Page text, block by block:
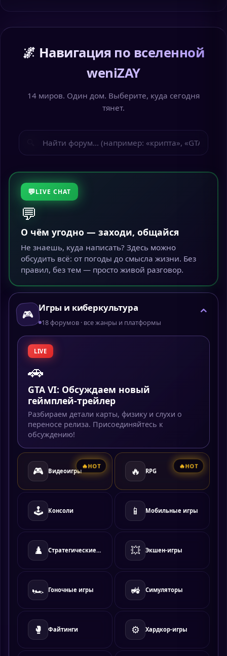
🌌 Навигация по вселенной
weniZAY
14 миров. Один дом. Выберите, куда сегодня
тянет.
LIVE CHAT
💬
О чём угодно — заходи, общайся
Не знаешь, куда написать? Здесь можно
обсудить всё: от погоды до смысла жизни. Без
правил, без тем — просто живой разговор.
🎮 Игры и киберкультура
18 форумов · все жанры и платформы ⌄
LIVE
🚗
GTA VI: Обсуждаем новый
геймплей-трейлер
Разбираем детали карты, физику и слухи о
переносе релиза. Присоединяйтесь к
обсуждению!
HOT
🎮 Видеоигры
HOT
🔥 RPG
🕹️ Консоли 📱 Мобильные игры
♟️ Стратегические игры 💥 Экшен-игры
🏎️ Гоночные игры 🚜 Симуляторы
🥊 Файтинги ⚙️ Хардкор-игры